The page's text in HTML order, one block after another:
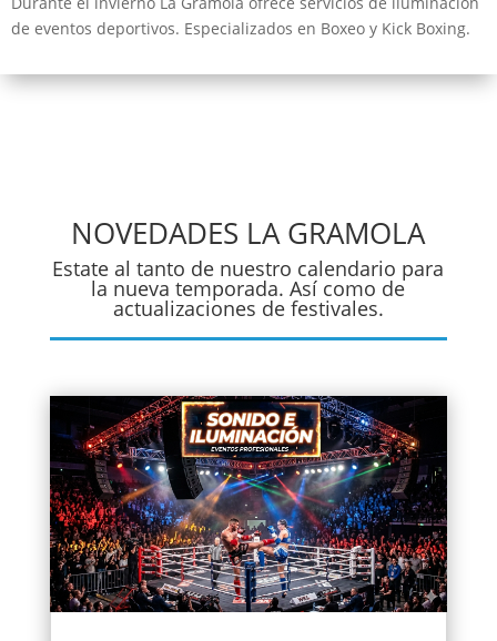
de eventos deportivos. Especializados en Boxeo y Kick Boxing.
NOVEDADES LA GRAMOLA
Estate al tanto de nuestro calendario para
la nueva temporada. Así como de
actualizaciones de festivales.